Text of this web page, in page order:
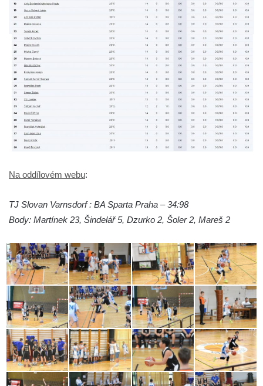
Na oddílovém webu:
TJ Slovan Varnsdorf : BA Sparta Praha – 34:98
Body: Martínek 23, Šindelář 5, Dzurko 2, Šoler 2, Mareš 2